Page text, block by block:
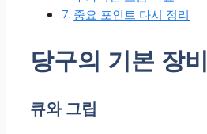
중요 포인트 다시 정리
당구의 기본 장비
큐와 그립